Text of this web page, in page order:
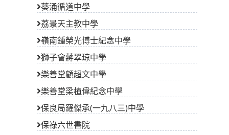
葵涌循道中學
荔景天主教中學
嶺南鍾榮光博士紀念中學
獅子會蔣翠琼中學
樂善堂顧超文中學
樂善堂梁植偉紀念中學
保良局羅傑承(一九八三)中學
保祿六世書院